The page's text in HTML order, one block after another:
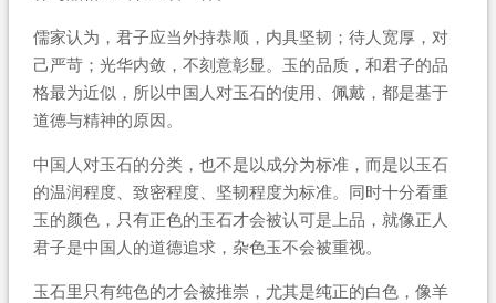
儒家认为，君子应当外持恭顺，内具坚韧；待人宽厚，对
己严苛；光华内敛，不刻意彰显。玉的品质，和君子的品
格最为近似，所以中国人对玉石的使用、佩戴，都是基于
道德与精神的原因。
中国人对玉石的分类，也不是以成分为标准，而是以玉石
的温润程度、致密程度、坚韧程度为标准。同时十分看重
玉的颜色，只有正色的玉石才会被认可是上品，就像正人
君子是中国人的道德追求，杂色玉不会被重视。
玉石里只有纯色的才会被推崇，尤其是纯正的白色，像羊